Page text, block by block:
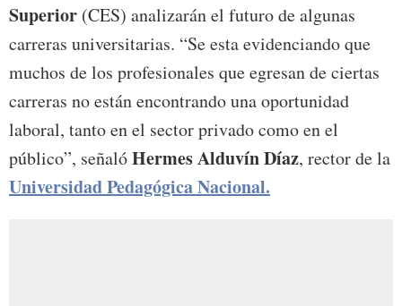
Superior (CES) analizarán el futuro de algunas
carreras universitarias. “Se esta evidenciando que
muchos de los profesionales que egresan de ciertas
carreras no están encontrando una oportunidad
laboral, tanto en el sector privado como en el
público”, señalóHermes Alduvín Díaz, rector de la
Universidad Pedagógica Nacional.